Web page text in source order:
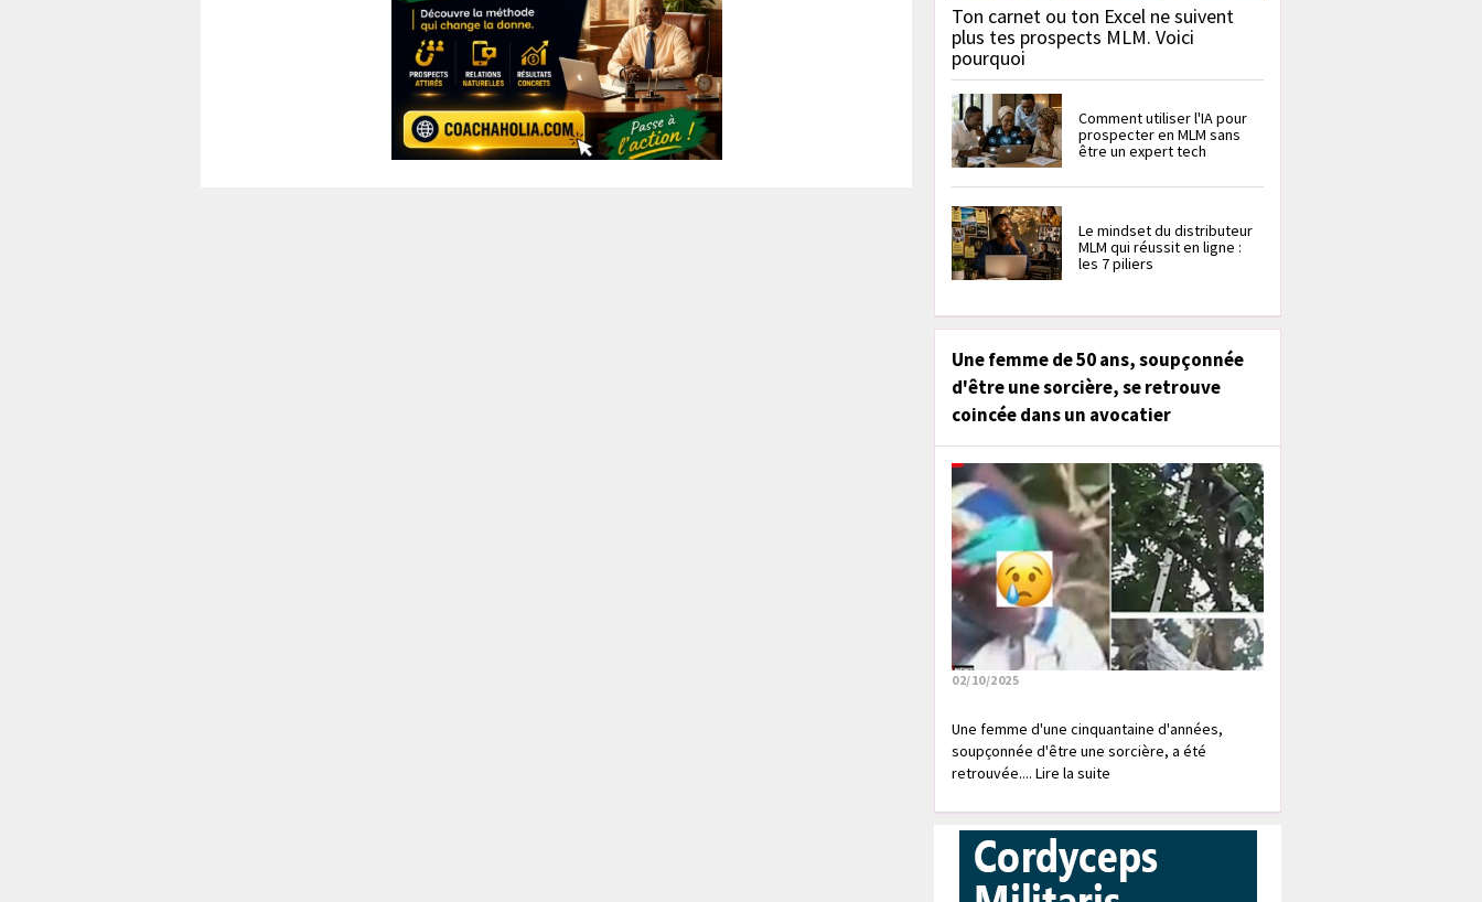
Ton carnet ou ton Excel ne suivent
plus tes prospects MLM. Voici
pourquoi
Comment utiliser l'IA pour
prospecter en MLM sans
être un expert tech
Le mindset du distributeur
MLM qui réussit en ligne :
les 7 piliers
Une femme de 50 ans, soupçonnée
d'être une sorcière, se retrouve
coincée dans un avocatier
02/10/2025
Une femme d'une cinquantaine d'années,
soupçonnée d'être une sorcière, a été
retrouvée.... Lire la suite